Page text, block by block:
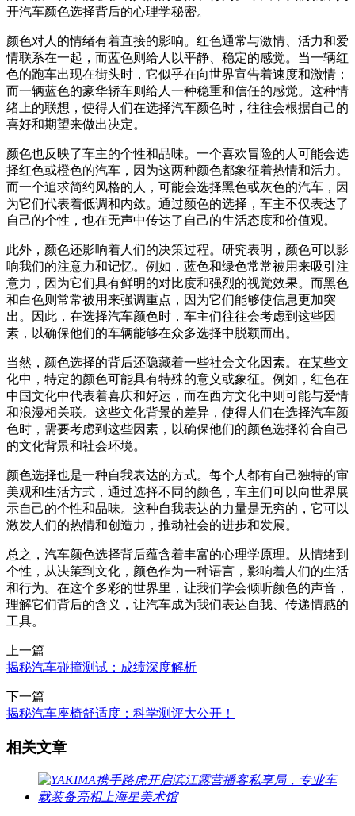
开汽车颜色选择背后的心理学秘密。
颜色对人的情绪有着直接的影响。红色通常与激情、活力和爱
情联系在一起，而蓝色则给人以平静、稳定的感觉。当一辆红
色的跑车出现在街头时，它似乎在向世界宣告着速度和激情；
而一辆蓝色的豪华轿车则给人一种稳重和信任的感觉。这种情
绪上的联想，使得人们在选择汽车颜色时，往往会根据自己的
喜好和期望来做出决定。
颜色也反映了车主的个性和品味。一个喜欢冒险的人可能会选
择红色或橙色的汽车，因为这两种颜色都象征着热情和活力。
而一个追求简约风格的人，可能会选择黑色或灰色的汽车，因
为它们代表着低调和内敛。通过颜色的选择，车主不仅表达了
自己的个性，也在无声中传达了自己的生活态度和价值观。
此外，颜色还影响着人们的决策过程。研究表明，颜色可以影
响我们的注意力和记忆。例如，蓝色和绿色常常被用来吸引注
意力，因为它们具有鲜明的对比度和强烈的视觉效果。而黑色
和白色则常常被用来强调重点，因为它们能够使信息更加突
出。因此，在选择汽车颜色时，车主们往往会考虑到这些因
素，以确保他们的车辆能够在众多选择中脱颖而出。
当然，颜色选择的背后还隐藏着一些社会文化因素。在某些文
化中，特定的颜色可能具有特殊的意义或象征。例如，红色在
中国文化中代表着喜庆和好运，而在西方文化中则可能与爱情
和浪漫相关联。这些文化背景的差异，使得人们在选择汽车颜
色时，需要考虑到这些因素，以确保他们的颜色选择符合自己
的文化背景和社会环境。
颜色选择也是一种自我表达的方式。每个人都有自己独特的审
美观和生活方式，通过选择不同的颜色，车主们可以向世界展
示自己的个性和品味。这种自我表达的力量是无穷的，它可以
激发人们的热情和创造力，推动社会的进步和发展。
总之，汽车颜色选择背后蕴含着丰富的心理学原理。从情绪到
个性，从决策到文化，颜色作为一种语言，影响着人们的生活
和行为。在这个多彩的世界里，让我们学会倾听颜色的声音，
理解它们背后的含义，让汽车成为我们表达自我、传递情感的
工具。
上一篇
揭秘汽车碰撞测试：成绩深度解析
下一篇
揭秘汽车座椅舒适度：科学测评大公开！
相关文章